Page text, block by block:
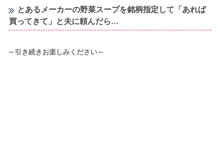
とあるメーカーの野菜スープを銘柄指定して「あれば
買ってきて」と夫に頼んだら…
～引き続きお楽しみください～